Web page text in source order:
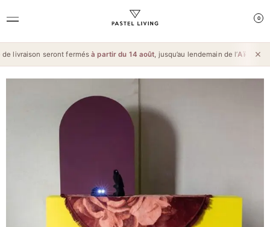
0
livraison seront fermésà partir du 14 août, jusqu’au lendemain de l’Aïd al-